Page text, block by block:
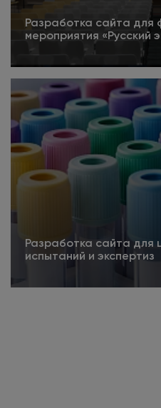
Разработка сайта для
мероприятия «Русский
Подробнее
Разработка сайта для
испытаний и экспертиз
Подробнее